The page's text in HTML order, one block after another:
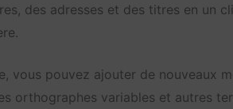
des adresses et des titres en un
vous pouvez ajouter de nouveaux
variables et autres